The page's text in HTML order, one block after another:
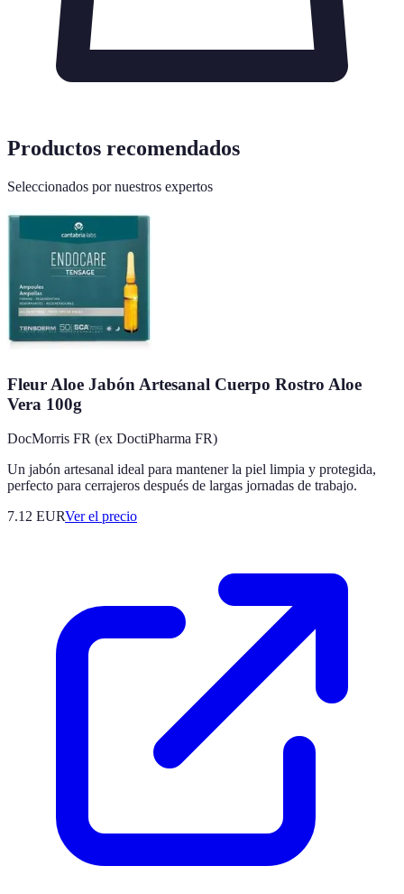
Productos recomendados
Seleccionados por nuestros expertos
Fleur Aloe Jabón Artesanal Cuerpo Rostro Aloe
Vera 100g
DocMorris FR (ex DoctiPharma FR)
Un jabón artesanal ideal para mantener la piel limpia y protegida,
perfecto para cerrajeros después de largas jornadas de trabajo.
7.12 EURVer el precio